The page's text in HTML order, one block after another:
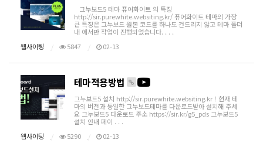
그누보드5 테마 퓨어화이트 의 특징
http://sir.purewhite.websiting.kr/ 퓨어화이트 테마의 가장
큰 특징은 그누보드 원본 코드를 하나도 건드리지 않고 테마 폴더
내 에서만 작업이 진행되었습니다. . . .
웹사이팅
5847 02-13
테마적용방법
그누보드5 설치 http://sir.purewhite.websiting.kr ! 현재 테
마의 버전과 동일한 그누보드테마를 다운로드받아 설치해 주세
요 그누보드5 다운로드 주소 https://sir.kr/g5_pds 그누보드5
설치 안내 페이 . . .
웹사이팅
5290 02-13